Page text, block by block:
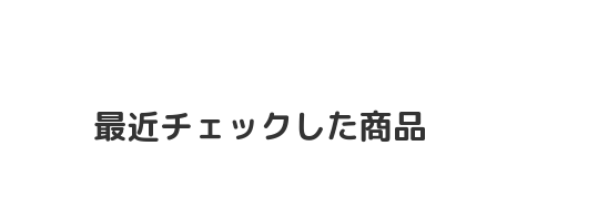
最近チェックした商品